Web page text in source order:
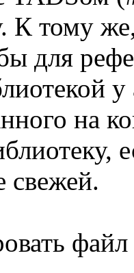
К тому
для
на
свежей.